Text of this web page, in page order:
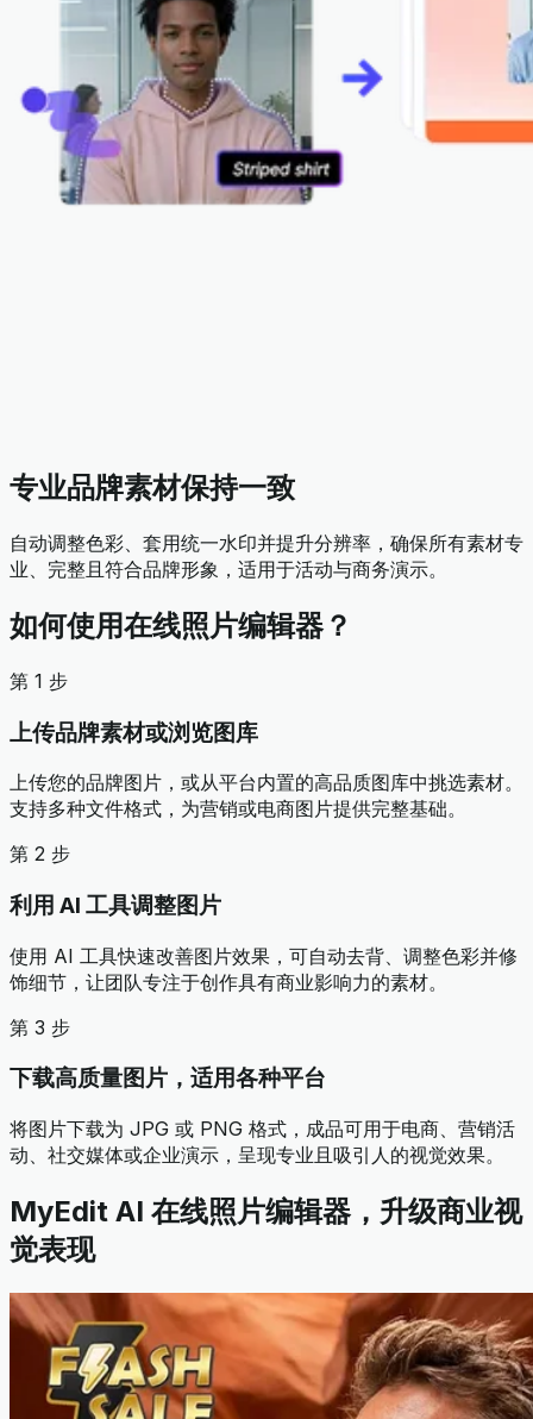
专业品牌素材保持一致
自动调整色彩、套用统一水印并提升分辨率，确保所有素材专
业、完整且符合品牌形象，适用于活动与商务演示。
如何使用在线照片编辑器？
第 1 步
上传品牌素材或浏览图库
上传您的品牌图片，或从平台内置的高品质图库中挑选素材。
支持多种文件格式，为营销或电商图片提供完整基础。
第 2 步
利用 AI 工具调整图片
使用 AI 工具快速改善图片效果，可自动去背、调整色彩并修
饰细节，让团队专注于创作具有商业影响力的素材。
第 3 步
下载高质量图片，适用各种平台
将图片下载为 JPG 或 PNG 格式，成品可用于电商、营销活
动、社交媒体或企业演示，呈现专业且吸引人的视觉效果。
MyEdit AI 在线照片编辑器，升级商业视
觉表现